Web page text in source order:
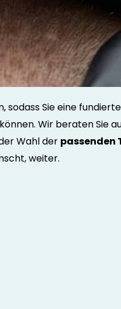
sodass Sie eine fundierte
Wir beraten Sie
Wahl der passenden
weiter.